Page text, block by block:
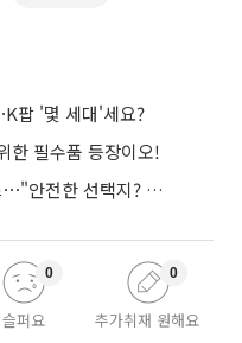
팝 '몇 세대'세요?
한 필수품 등장이오!
이것저것 '다 되는' 스트레이 키즈⋯"안전한 선택지? 도전이 재밌죠"
슬퍼요
0
추가취재 원해요
0